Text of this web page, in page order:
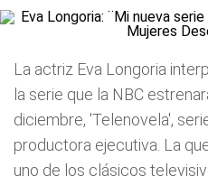
La actriz Eva Longoria
la serie que la NBC
diciembre, 'Telenovela',
productora ejecutiva. La
uno de los clásicos